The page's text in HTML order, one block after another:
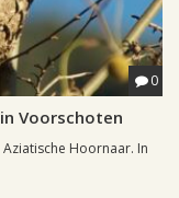
0
Voorschoten
Hoornaar. In